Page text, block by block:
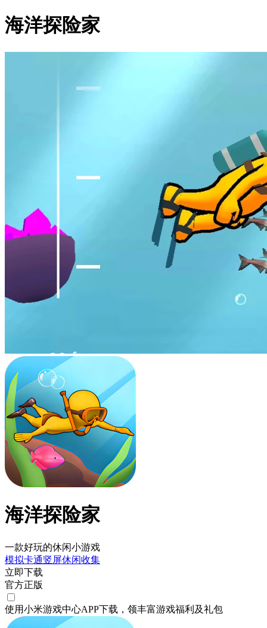
海洋探险家
海洋探险家
一款好玩的休闲小游戏
模拟卡通竖屏休闲收集
立即下载
官方正版
使用小米游戏中心APP下载 ，领丰富游戏福利 及礼包